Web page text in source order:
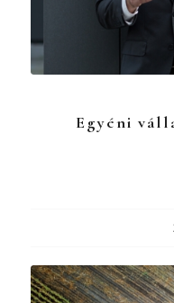
Egyéni